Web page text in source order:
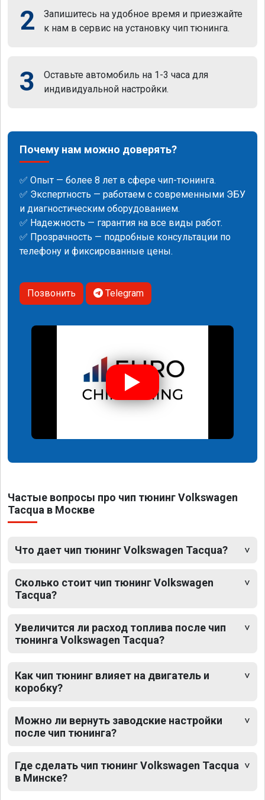
2
Запишитесь на удобное время и приезжайте
к нам в сервис на установку чип тюнинга.
3
Оставьте автомобиль на 1-3 часа для
индивидуальной настройки.
Почему нам можно доверять?
✅ Опыт — более 8 лет в сфере чип-тюнинга.
✅ Экспертность — работаем с современными ЭБУ
и диагностическим оборудованием.
✅ Надежность — гарантия на все виды работ.
✅ Прозрачность — подробные консультации по
телефону и фиксированные цены.
Позвонить Telegram
Частые вопросы про чип тюнинг Volkswagen
Tacqua в Москве
Что дает чип тюнинг Volkswagen Tacqua?
Сколько стоит чип тюнинг Volkswagen
Tacqua?
Увеличится ли расход топлива после чип
тюнинга Volkswagen Tacqua?
Как чип тюнинг влияет на двигатель и
коробку?
Можно ли вернуть заводские настройки
после чип тюнинга?
Где сделать чип тюнинг Volkswagen Tacqua
в Минске?